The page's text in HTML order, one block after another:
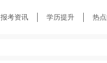
报考资讯 学历提升 热